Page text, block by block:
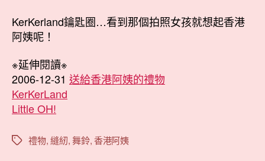
KerKerland鑰匙圈…看到那個拍照女孩就想起香港
阿姨呢！
※延伸閱讀※
2006-12-31 送給香港阿姨的禮物
KerKerLand
Little OH!
標
禮物,縫紉,舞鈴,香港阿姨